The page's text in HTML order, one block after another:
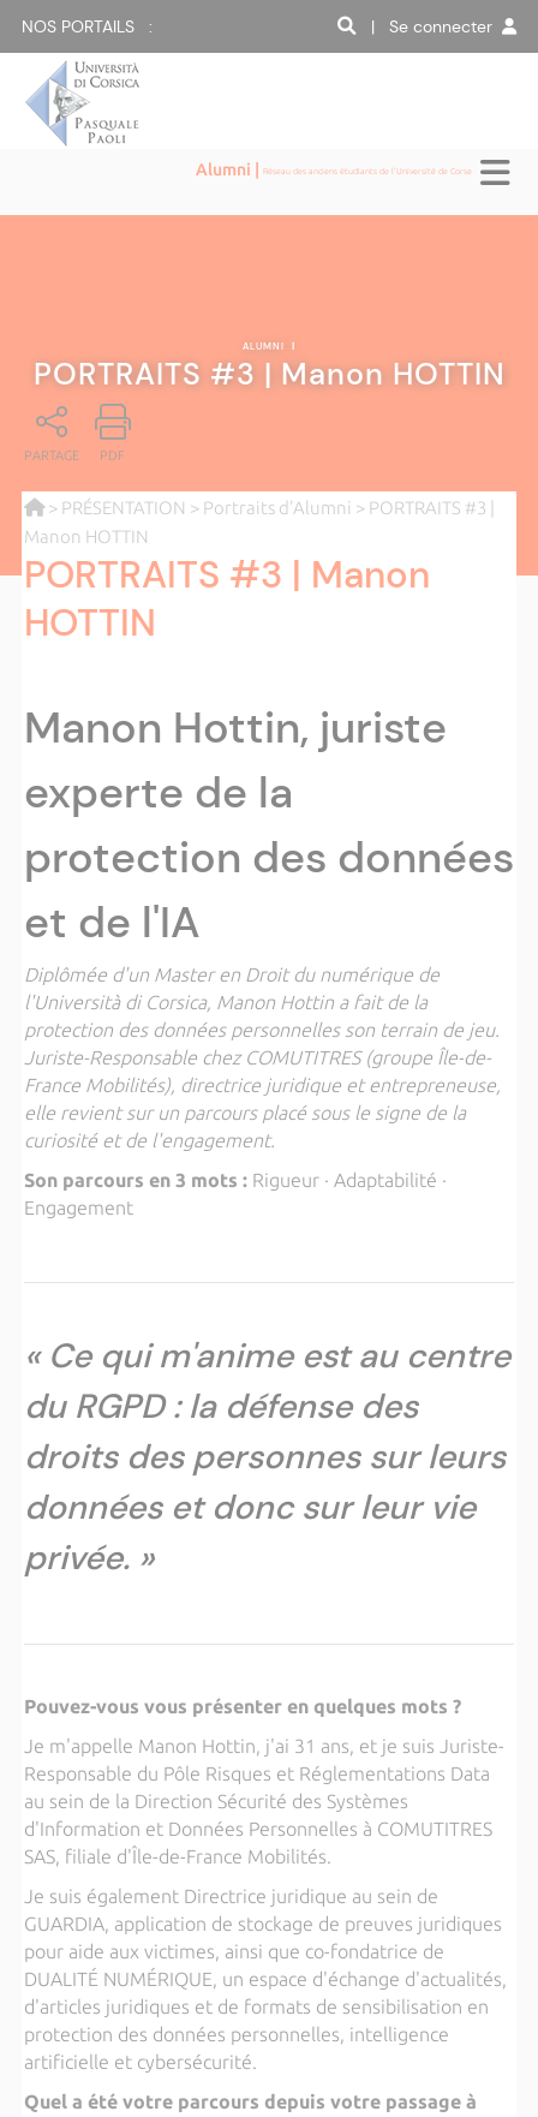
NOS PORTAILS : | Se connecter
Alumni |Réseau des anciens étudiants de l'Université de Corse
ALUMNI |
PORTRAITS #3 | Manon HOTTIN
PARTAGE PDF
> PRÉSENTATION > Portraits d'Alumni > PORTRAITS #3 |
Manon HOTTIN
PORTRAITS #3 | Manon
HOTTIN
Manon Hottin, juriste
experte de la
protection des données
et de l'IA
Diplômée d'un Master en Droit du numérique de
l'Università di Corsica, Manon Hottin a fait de la
protection des données personnelles son terrain de jeu.
Juriste-Responsable chez COMUTITRES (groupe Île-de-
France Mobilités), directrice juridique et entrepreneuse,
elle revient sur un parcours placé sous le signe de la
curiosité et de l'engagement.
Son parcours en 3 mots :Rigueur · Adaptabilité ·
Engagement
« Ce qui m'anime est au centre
du RGPD : la défense des
droits des personnes sur leurs
données et donc sur leur vie
privée. »
Pouvez-vous vous présenter en quelques mots ?
Je m'appelle Manon Hottin, j'ai 31 ans, et je suis Juriste-
Responsable du Pôle Risques et Réglementations Data
au sein de la Direction Sécurité des Systèmes
d'Information et Données Personnelles à COMUTITRES
SAS, filiale d'Île-de-France Mobilités.
Je suis également Directrice juridique au sein de
GUARDIA, application de stockage de preuves juridiques
pour aide aux victimes, ainsi que co-fondatrice de
DUALITÉ NUMÉRIQUE, un espace d'échange d'actualités,
d'articles juridiques et de formats de sensibilisation en
protection des données personnelles, intelligence
artificielle et cybersécurité.
Quel a été votre parcours depuis votre passage à